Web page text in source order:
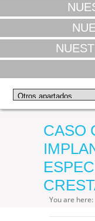
CASO
You are here: